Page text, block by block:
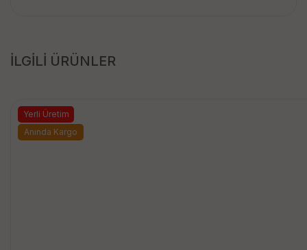
İLGİLİ ÜRÜNLER
Yerli Üretim
Anında Kargo